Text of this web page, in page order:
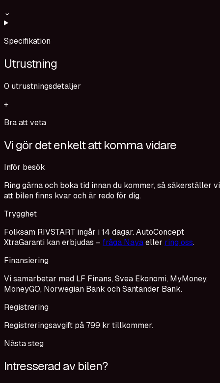
⌄
Specifikation
Utrustning
0 utrustningsdetaljer
+
Bra att veta
Vi gör det enkelt att komma vidare
Inför besök
Ring gärna och boka tid innan du kommer, så säkerställer vi
att bilen finns kvar och är redo för dig.
Trygghet
Folksam RIVSTART ingår i 14 dagar. AutoConcept
XtraGaranti kan erbjudas – fråga Nayaeller ring oss.
Finansiering
Vi samarbetar med LF Finans, Svea Ekonomi, MyMoney,
MoneyGO, Norwegian Bank och Santander Bank.
Registrering
Registreringsavgift på 799 kr tillkommer.
Nästa steg
Intresserad av bilen?